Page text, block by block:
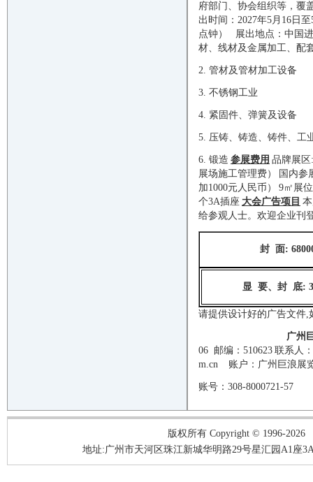
府部门、协会组织等，覆
出时间： 2027年5月 16 日至
点钟）
展出地点：中国
材、线材及金属加工、配
2. 管材及管材加工设备
3. 不锈钢工业
4. 紧固件、弹簧及设备
5. 压铸、铸造、铸件、工
6. 锻造 参展费用 品牌展区 :
展场施工管理费）
国内参
加1000元人民币）
9㎡展
个3A插座 大会广告项目
给参观人士。欢迎企业刊
封 面:
显 要、封 底:
请提供设计好的广告文件,
广州
06 邮编：510623 联系人：
m.cn
账户：广州巨浪展
账号： 308-8000721-57
版权所有 Copyright © 1996-2026
地址:广州市天河区珠江新城华明路29号星汇园A1座